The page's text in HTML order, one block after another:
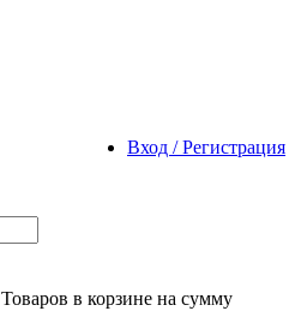
Вход / Регистрация
Товаров в корзине на сумму